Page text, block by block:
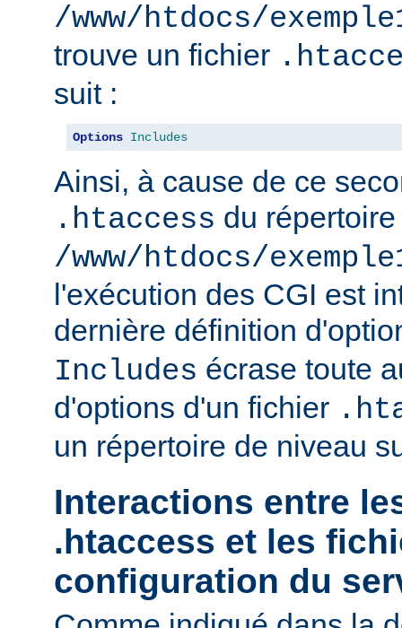
/www/htdocs/
trouve un fichier
suit :
Options Includes
Ainsi, à cause de ce
.htaccess du répertoire
/www/htdocs/
l'exécution des CGI est
dernière définition
Includes écrase toute
d'options d'un fichier
un répertoire de niveau
Interactions entre
.htaccess et les
configuration du